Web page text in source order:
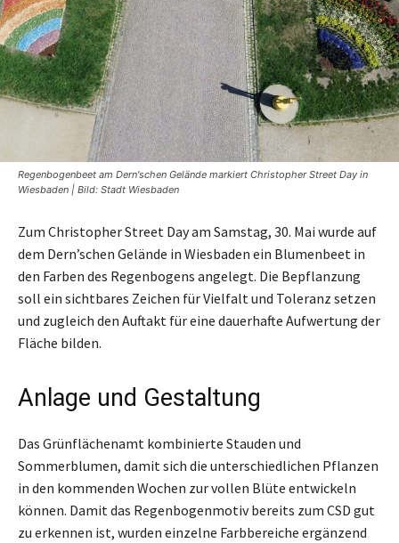
Regenbogenbeet am Dern'schen Gelände markiert Christopher Street Day in
Wiesbaden | Bild: Stadt Wiesbaden
Zum Christopher Street Day am Samstag, 30. Mai wurde auf
dem Dern’schen Gelände in Wiesbaden ein Blumenbeet in
den Farben des Regenbogens angelegt. Die Bepflanzung
soll ein sichtbares Zeichen für Vielfalt und Toleranz setzen
und zugleich den Auftakt für eine dauerhafte Aufwertung der
Fläche bilden.
Anlage und Gestaltung
Das Grünflächenamt kombinierte Stauden und
Sommerblumen, damit sich die unterschiedlichen Pflanzen
in den kommenden Wochen zur vollen Blüte entwickeln
können. Damit das Regenbogenmotiv bereits zum CSD gut
zu erkennen ist, wurden einzelne Farbbereiche ergänzend